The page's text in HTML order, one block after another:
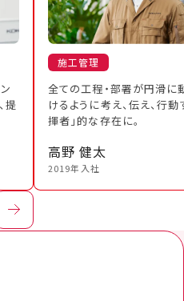
提
施工管理
全ての工程・部署が円滑に
けるように考え、伝え、行動
揮者」的な存在に。
高野 健太
2019年入社